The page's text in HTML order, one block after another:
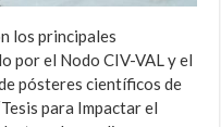
los principales
por el Nodo CIV-VAL y el
pósteres científicos de
para Impactar el